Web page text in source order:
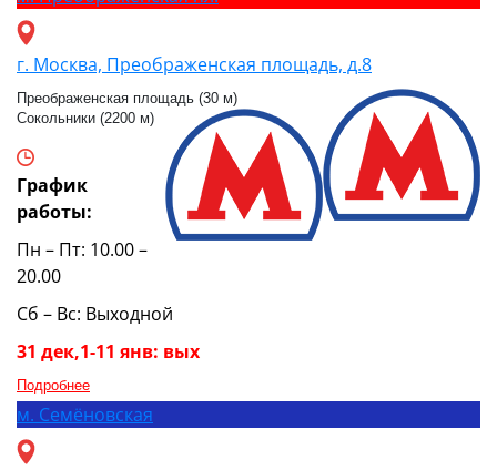
г. Москва, Преображенская площадь, д.8
Преображенская площадь (30 м)
Сокольники (2200 м)
График
работы:
Пн – Пт: 10.00 –
20.00
Сб – Вс: Выходной
31 дек,1-11 янв: вых
Подробнее
м. Семёновская